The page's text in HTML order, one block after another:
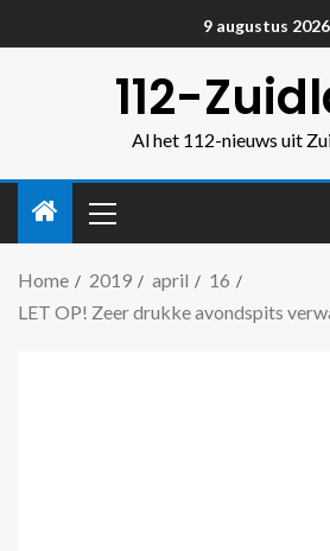
9 augustus 2026
112-
Al het 112-nieuws uit
Home 2019 april
16
LET OP! Zeer drukke avondspits